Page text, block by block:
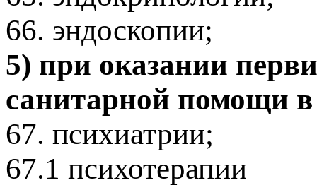
66. эндоскопии;
5) при оказании
санитарной помощи в
67. психиатрии;
67.1 психотерапии